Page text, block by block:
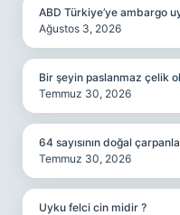
ABD Türkiye’ye ambargo
Ağustos 3, 2026
Bir şeyin paslanmaz çelik
Temmuz 30, 2026
64 sayısının doğal
Temmuz 30, 2026
Uyku felci cin midir ?